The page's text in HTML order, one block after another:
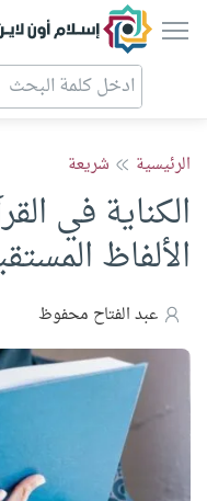
إسلام أون
الرئيسية شريعة
الكناية في
الألفاظ
عبد الفتاح محفوظ